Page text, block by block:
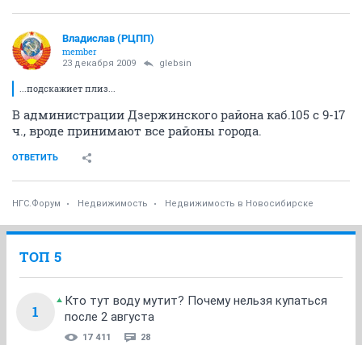
Владислав (РЦПП)
member
23 декабря 2009 glebsin
...подскажиет плиз...
В администрации Дзержинского района каб.105 с 9-17
ч., вроде принимают все районы города.
ОТВЕТИТЬ
НГС.Форум Недвижимость Недвижимость в Новосибирске
ТОП 5
1
Кто тут воду мутит? Почему нельзя купаться
после 2 августа
17 411 28